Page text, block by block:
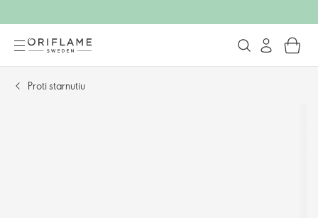
Proti starnutiu